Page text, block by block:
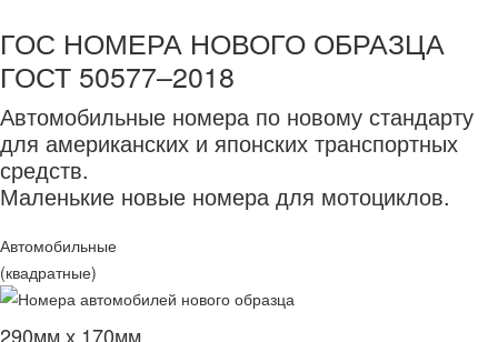
ГОС НОМЕРА НОВОГО ОБРАЗЦА
ГОСТ 50577–2018
Автомобильные номера по новому стандарту
для американских и японских транспортных
средств.
Маленькие новые номера для мотоциклов.
Автомобильные
(квадратные)
290мм х 170мм